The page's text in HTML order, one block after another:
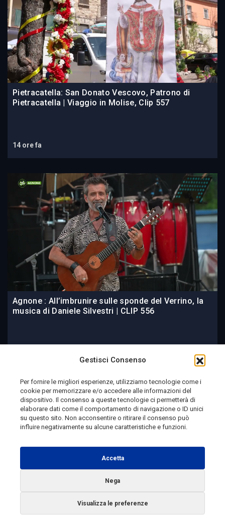
Gestisci Consenso
Per fornire le migliori esperienze, utilizziamo tecnologie come i
cookie per memorizzare e/o accedere alle informazioni del
dispositivo. Il consenso a queste tecnologie ci permetterà di
elaborare dati come il comportamento di navigazione o ID unici
su questo sito. Non acconsentire o ritirare il consenso può
influire negativamente su alcune caratteristiche e funzioni.
Accetta
Nega
Visualizza le preferenze
Pietracatella: San Donato Vescovo, Patrono di
Pietracatella | Viaggio in Molise, Clip 557
14 ore fa
Agnone : All’imbrunire sulle sponde del Verrino, la
musica di Daniele Silvestri | CLIP 556
Telemolise - reg. Tribunale di Campobasso n. 133 del
10/08/1982 - Direttore Responsabile:MANUELA
PETESCIA
Campobasso n. 224 del 4/5/1996 - Direttore Responsabile:
Radio Tele Molise s.r.l. - P.IVA 00213640709